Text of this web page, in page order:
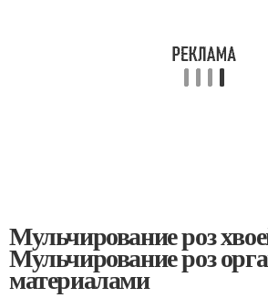
Мульчирование роз
Мульчирование роз
материалами